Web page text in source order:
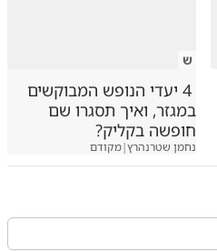
ש
4 יעדי הנופש המבוקשים
במגזר, ואיך תסגרו שם
חופשה בקליק?
נחמן שטרנהרץ|מקודם